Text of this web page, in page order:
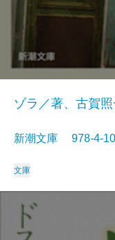
ゾラ／著、古賀
新潮文庫 978-4-
文庫